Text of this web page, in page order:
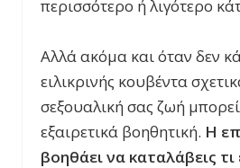
περισσότερο ή λιγότερο
Αλλά ακόμα και όταν δεν
ειλικρινής κουβέντα
σεξουαλική σας ζωή μπορεί
εξαιρετικά βοηθητική. Η
βοηθάει να καταλάβεις